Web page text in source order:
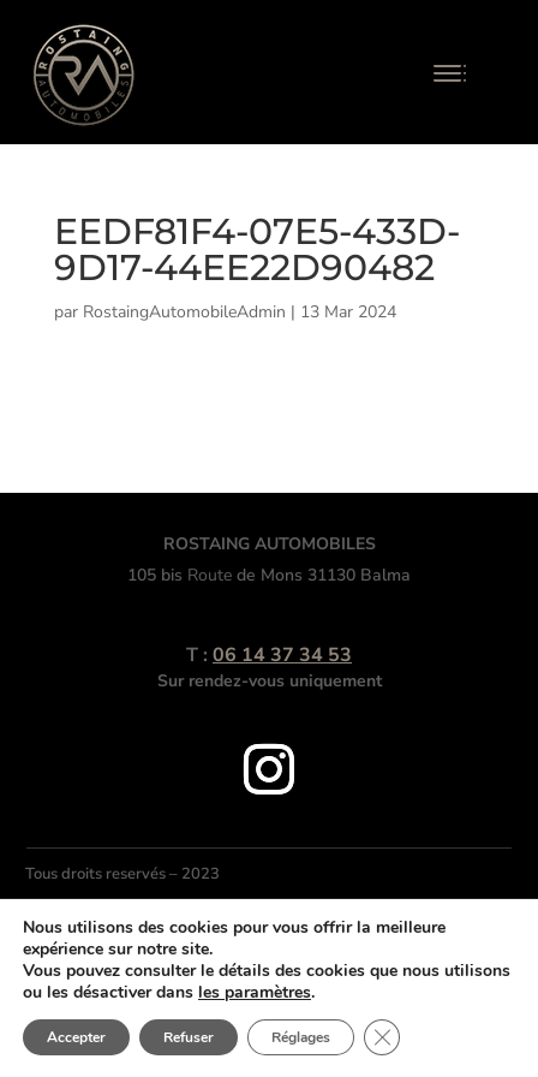
EEDF81F4-07E5-433D-
9D17-44EE22D90482
par RostaingAutomobileAdmin | 13 Mar 2024
ROSTAING AUTOMOBILES
105 bis Route de Mons 31130 Balma
T : 06 14 37 34 53
Sur rendez-vous uniquement
Tous droits reservés – 2023
Mentions légales
Nous utilisons des cookies pour vous offrir la meilleure
expérience sur notre site.
Vous pouvez consulter le détails des cookies que nous utilisons
ou les désactiver dans les paramètres.
Accepter Refuser Réglages Fermer la bannière